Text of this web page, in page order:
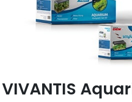
VIVANTIS